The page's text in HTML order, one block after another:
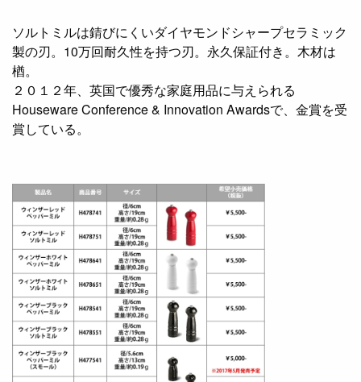
ソルトミルは錆びにくいダイヤモンドシャープセラミック
製の刃。10万回耐久性を持つ刃。永久保証付き。木材は
楢。
２０１２年、英国で優秀な家庭用品に与えられる
Houseware Conference & Innovation Awardsで、金賞を受
賞している。